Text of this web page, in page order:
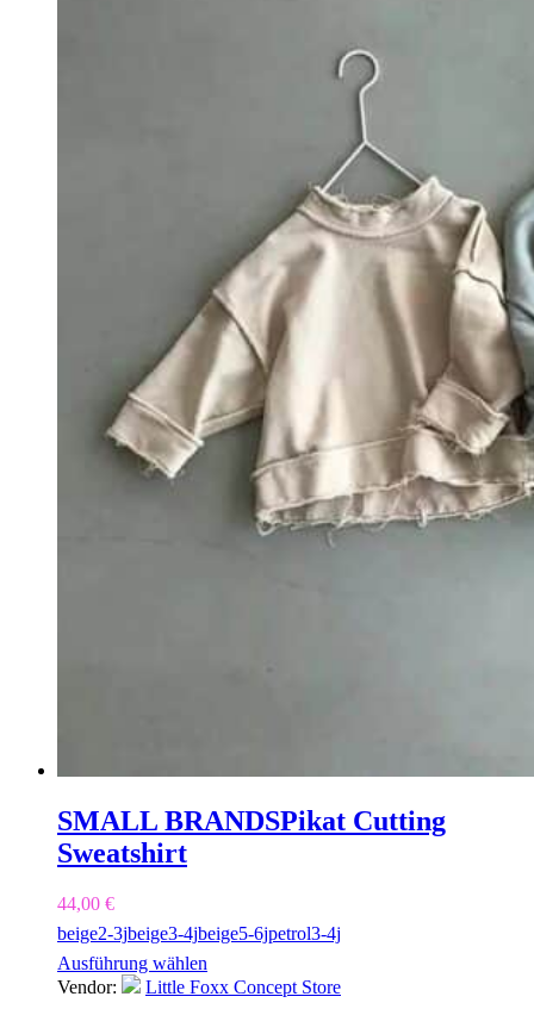
SMALL BRANDSPikat Cutting
Sweatshirt
44,00 €
beige2-3jbeige3-4jbeige5-6jpetrol3-4j
Ausführung wählen
Vendor:
Little Foxx Concept Store